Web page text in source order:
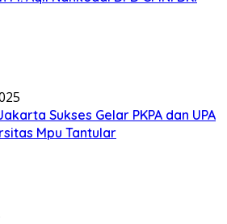
Sukses Gelar PKPA dan UPA
Mpu Tantular